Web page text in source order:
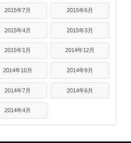
2015年7月 2015年6月
2015年4月 2015年3月
2015年1月 2014年12月
2014年10月 2014年9月
2014年7月 2014年6月
2014年4月